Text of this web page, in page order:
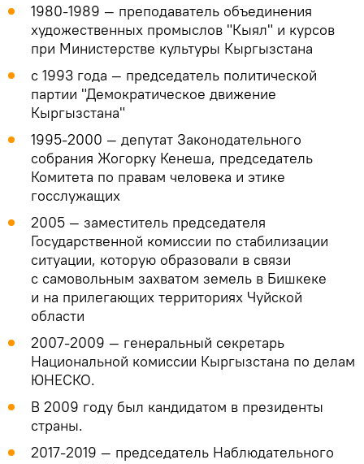
1980-1989 — преподаватель объединения
художественных промыслов "Кыял" и курсов
при Министерстве культуры Кыргызстана
с 1993 года — председатель политической
партии "Демократическое движение
Кыргызстана"
1995-2000 — депутат Законодательного
собрания Жогорку Кенеша, председатель
Комитета по правам человека и этике
госслужащих
2005 — заместитель председателя
Государственной комиссии по стабилизации
ситуации, которую образовали в связи
с самовольным захватом земель в Бишкеке
и на прилегающих территориях Чуйской
области
2007-2009 — генеральный секретарь
Национальной комиссии Кыргызстана по делам
ЮНЕСКО.
В 2009 году был кандидатом в президенты
страны.
2017-2019 — председатель Наблюдательного